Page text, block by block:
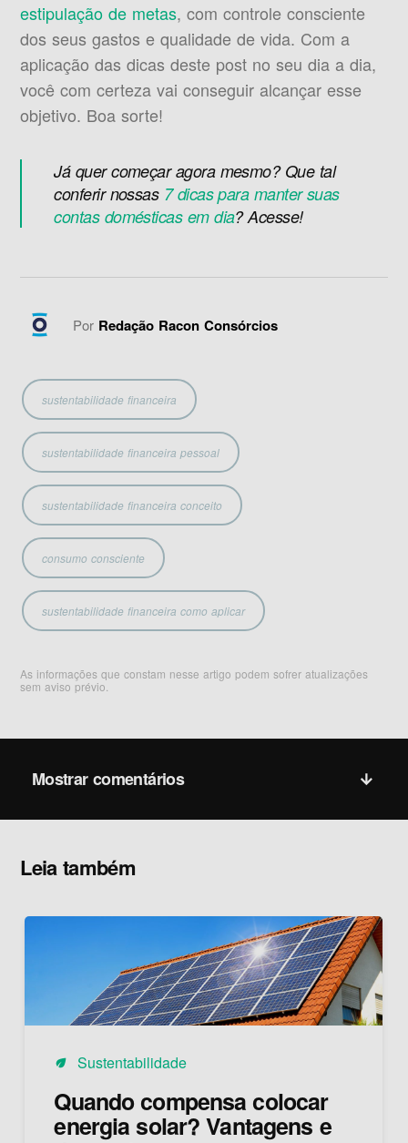
estipulação de metas, com controle consciente
dos seus gastos e qualidade de vida. Com a
aplicação das dicas deste post no seu dia a dia,
você com certeza vai conseguir alcançar esse
objetivo. Boa sorte!
Já quer começar agora mesmo? Que tal
conferir nossas 7 dicas para manter suas
contas domésticas em dia? Acesse!
Por Redação Racon Consórcios
sustentabilidade financeira
sustentabilidade financeira pessoal
sustentabilidade financeira conceito
consumo consciente
sustentabilidade financeira como aplicar
As informações que constam nesse artigo podem sofrer atualizações
sem aviso prévio.
Mostrar comentários
Leia também
eco Sustentabilidade
Quando compensa colocar
energia solar? Vantagens e